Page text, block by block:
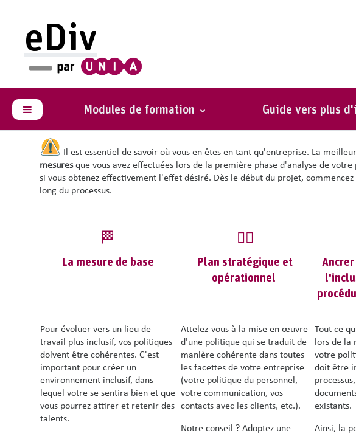
eDiv
Panneau latéral Modules de formation Guide vers plus
Mesurer c’est savoir
Y a-t-il de nouvelles évolutions qui demandent votre attention ?
Identifiez-vous des angles morts ?
Il est essentiel de savoir où vous en êtes en tant qu'entreprise. La
mesuresque vous avez effectuées lors de la première phase d'analyse de
si vous obtenez effectivement l'effet désiré. Dès le début du projet,
long du processus.
🏁 ✍🏽
La mesure de base
Plan stratégique et
opérationnel
Pour évoluer vers un lieu de
travail plus inclusif, vos politiques
doivent être cohérentes. C'est
important pour créer un
environnement inclusif, dans
lequel votre se sentira bien et que
vous pourrez attirer et retenir des
talents.
Attelez-vous à la mise en œuvre
d'une politique qui se traduit de
manière cohérente dans toutes
les facettes de votre entreprise
(votre politique du personnel,
votre communication, vos
contacts avec les clients, etc.).
Notre conseil ? Adoptez une
Tout ce
lors de la
votre
doit être
existants.
Ainsi, la